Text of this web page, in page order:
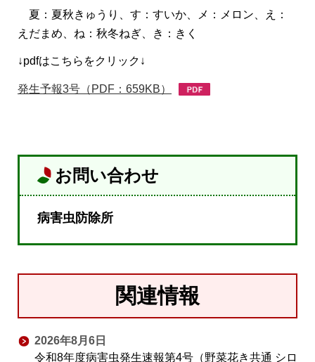
夏：夏秋きゅうり、す：すいか、メ：メロン、え：
えだまめ、ね：秋冬ねぎ、き：きく
↓pdfはこちらをクリック↓
発生予報3号（PDF：659KB）
お問い合わせ
病害虫防除所
関連情報
2026年8月6日
令和8年度病害虫発生速報第4号（野菜花き共通 シロ